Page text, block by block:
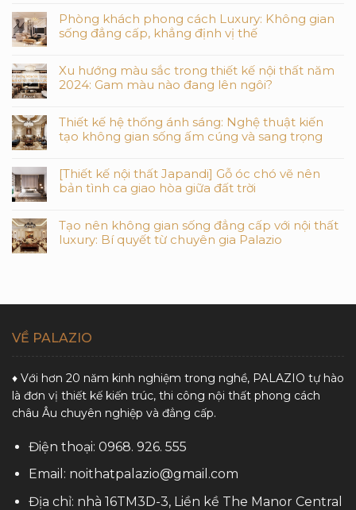
Phòng khách phong cách Luxury: Không gian
sống đẳng cấp, khẳng định vị thế
Xu hướng màu sắc trong thiết kế nội thất năm
2024: Gam màu nào đang lên ngôi?
Thiết kế hệ thống ánh sáng: Nghệ thuật kiến
tạo không gian sống ấm cúng và sang trọng
[Thiết kế nội thất Japandi] Gỗ óc chó vẽ nên
bản tình ca giao hòa giữa đất trời
Tạo nên không gian sống đẳng cấp với nội thất
luxury: Bí quyết từ chuyên gia Palazio
VỀ PALAZIO
♦ Với hơn 20 năm kinh nghiệm trong nghề, PALAZIO tự hào
là đơn vị thiết kế kiến trúc, thi công nội thất phong cách
châu Âu chuyên nghiệp và đẳng cấp.
Điện thoại: 0968. 926. 555
Email: noithatpalazio@gmail.com
Địa chỉ: nhà 16TM3D-3, Liền kề The Manor Central